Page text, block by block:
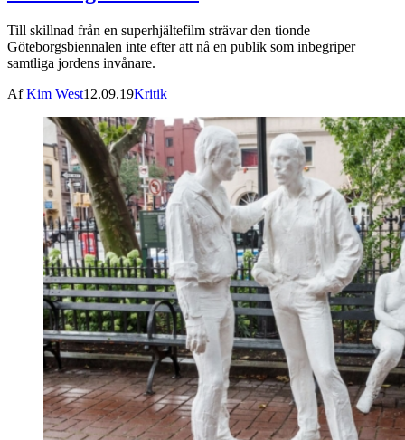
Till skillnad från en superhjältefilm strävar den tionde
Göteborgsbiennalen inte efter att nå en publik som inbegriper
samtliga jordens invånare.
AfKim West12.09.19Kritik